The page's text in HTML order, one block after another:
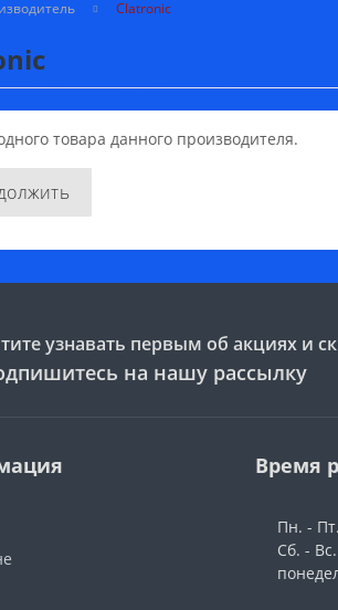
Clatronic
товара данного производителя.
узнавать первым об акциях и
на нашу рассылку
Время
Пн. -
Сб. -